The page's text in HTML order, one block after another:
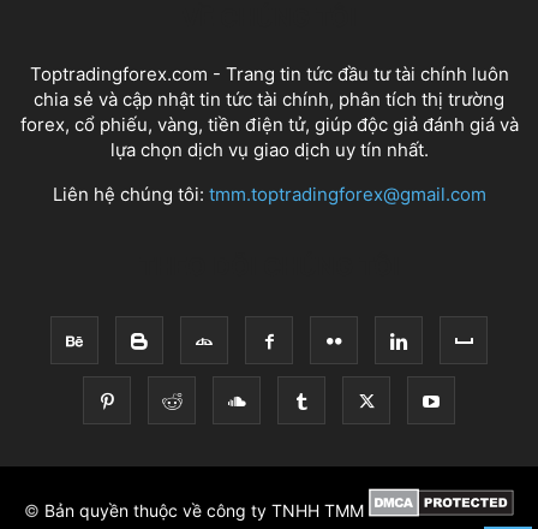
Toptradingforex.com - Trang tin tức đầu tư tài chính luôn
chia sẻ và cập nhật tin tức tài chính, phân tích thị trường
forex, cổ phiếu, vàng, tiền điện tử, giúp độc giả đánh giá và
lựa chọn dịch vụ giao dịch uy tín nhất.
Liên hệ chúng tôi: tmm.toptradingforex@gmail.com
© Bản quyền thuộc về công ty TNHH TMM